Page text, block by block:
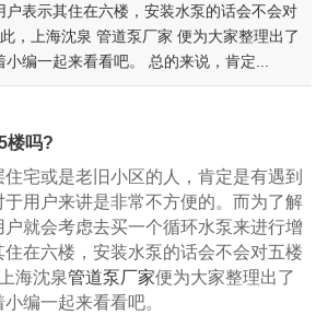
户表示其住在六楼，安装水泵的话会不会对
，上海沈泉 管道泵厂家 便为大家整理出了
编一起来看看吧。 总的来说，肯定...
吗?
或是老旧小区的人，肯定是有遇到
用户来讲是非常不方便的。而为了解
就会考虑去买一个循环水泵来进行增
在六楼，安装水泵的话会不会对五楼
海沈泉管道泵厂家便为大家整理出了
编一起来看看吧。